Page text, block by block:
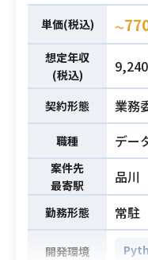
必須スキル
ショ
┗コ
適化
┗ス
・
ルの
┗ダ
化の
┗デ
ス
┗フ
・デ
┗顧
単価(税込) 〜
想定年収
(税込)
契約形態 業務
職種 デー
案件先
最寄駅
品川
勤務形態 常駐
開発環境